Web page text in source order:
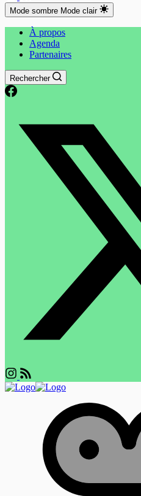
Mode sombre Mode clair
À propos
Agenda
Partenaires
Rechercher